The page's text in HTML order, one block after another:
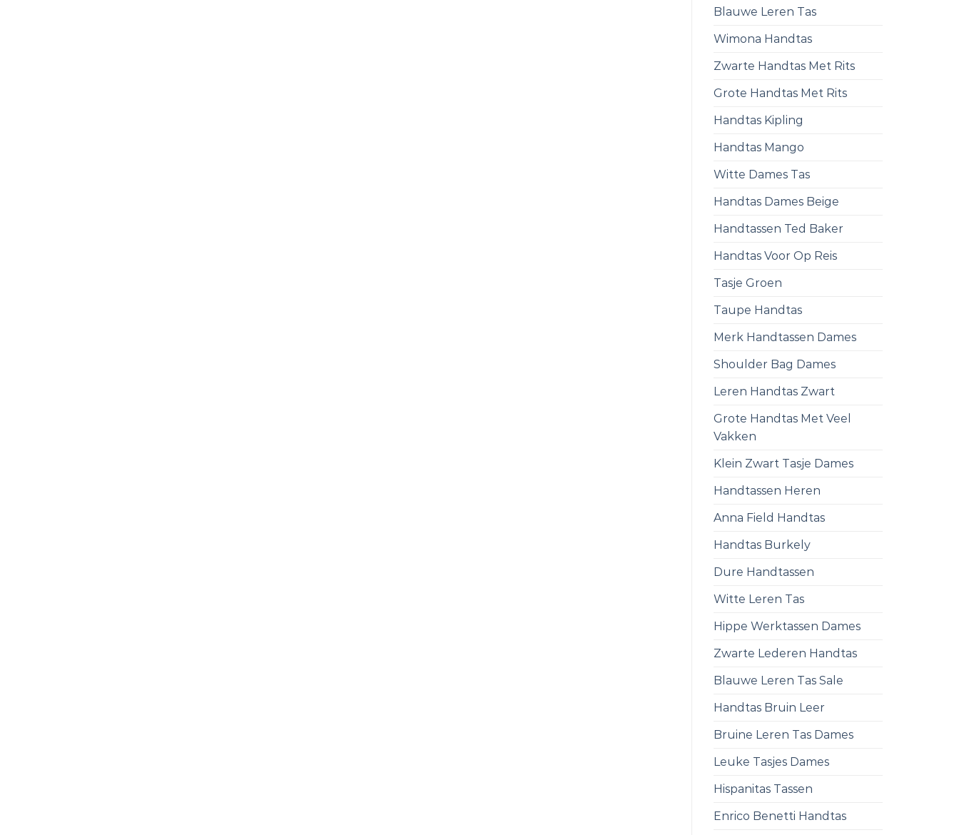
Blauwe Leren Tas
Wimona Handtas
Zwarte Handtas Met Rits
Grote Handtas Met Rits
Handtas Kipling
Handtas Mango
Witte Dames Tas
Handtas Dames Beige
Handtassen Ted Baker
Handtas Voor Op Reis
Tasje Groen
Taupe Handtas
Merk Handtassen Dames
Shoulder Bag Dames
Leren Handtas Zwart
Grote Handtas Met Veel
Vakken
Klein Zwart Tasje Dames
Handtassen Heren
Anna Field Handtas
Handtas Burkely
Dure Handtassen
Witte Leren Tas
Hippe Werktassen Dames
Zwarte Lederen Handtas
Blauwe Leren Tas Sale
Handtas Bruin Leer
Bruine Leren Tas Dames
Leuke Tasjes Dames
Hispanitas Tassen
Enrico Benetti Handtas